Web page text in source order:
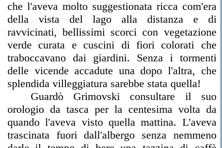
che l'aveva molto suggestionata ricca com'era
della vista del lago alla distanza e di
ravvicinati, bellissimi scorci con vegetazione
verde curata e cuscini di fiori colorati che
traboccavano dai giardini. Senza i tormenti
delle vicende accadute una dopo l'altra, che
splendida villeggiatura sarebbe stata quella!
Guardò Grimovski consultare il suo
orologio da tasca per la centesima volta da
quando l'aveva visto quella mattina. L'aveva
trascinata fuori dall'albergo senza nemmeno